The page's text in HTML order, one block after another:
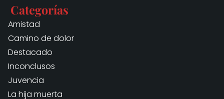
Categorías
Amistad
Camino de dolor
Destacado
Inconclusos
Juvencia
La hija muerta